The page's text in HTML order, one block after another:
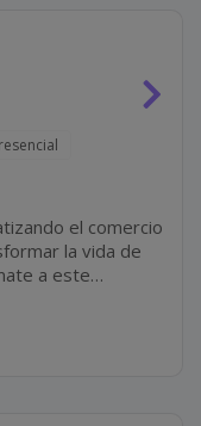
el comercio
la vida de
a este